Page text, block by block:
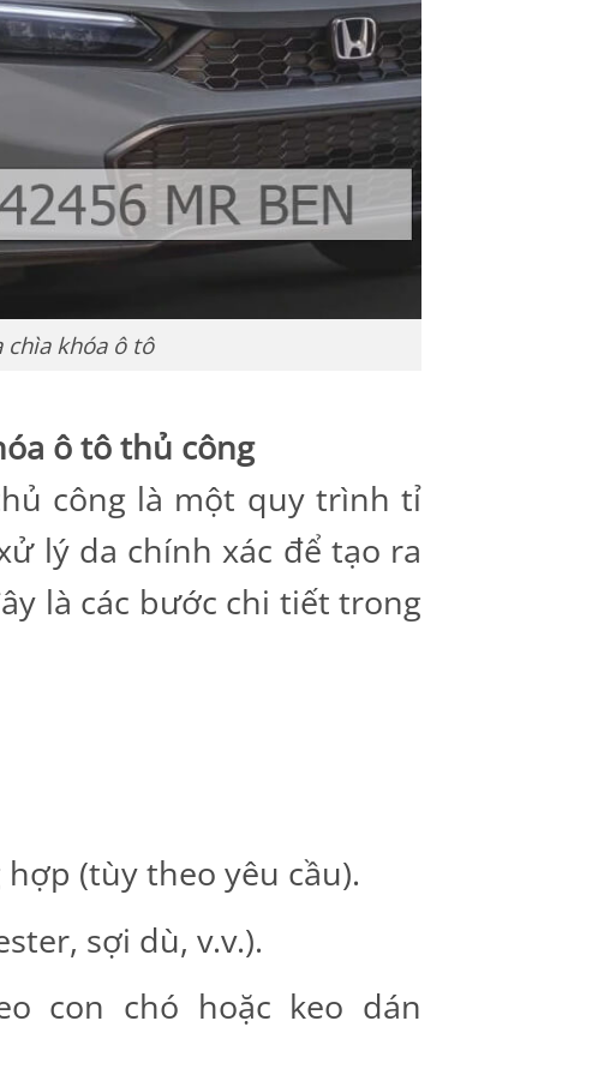
chìa khóa ô tô
ô tô thủ công
công là một quy trình tỉ
lý da chính xác để tạo ra
là các bước chi tiết trong
(tùy theo yêu cầu).
sợi dù, v.v.).
con chó hoặc keo dán